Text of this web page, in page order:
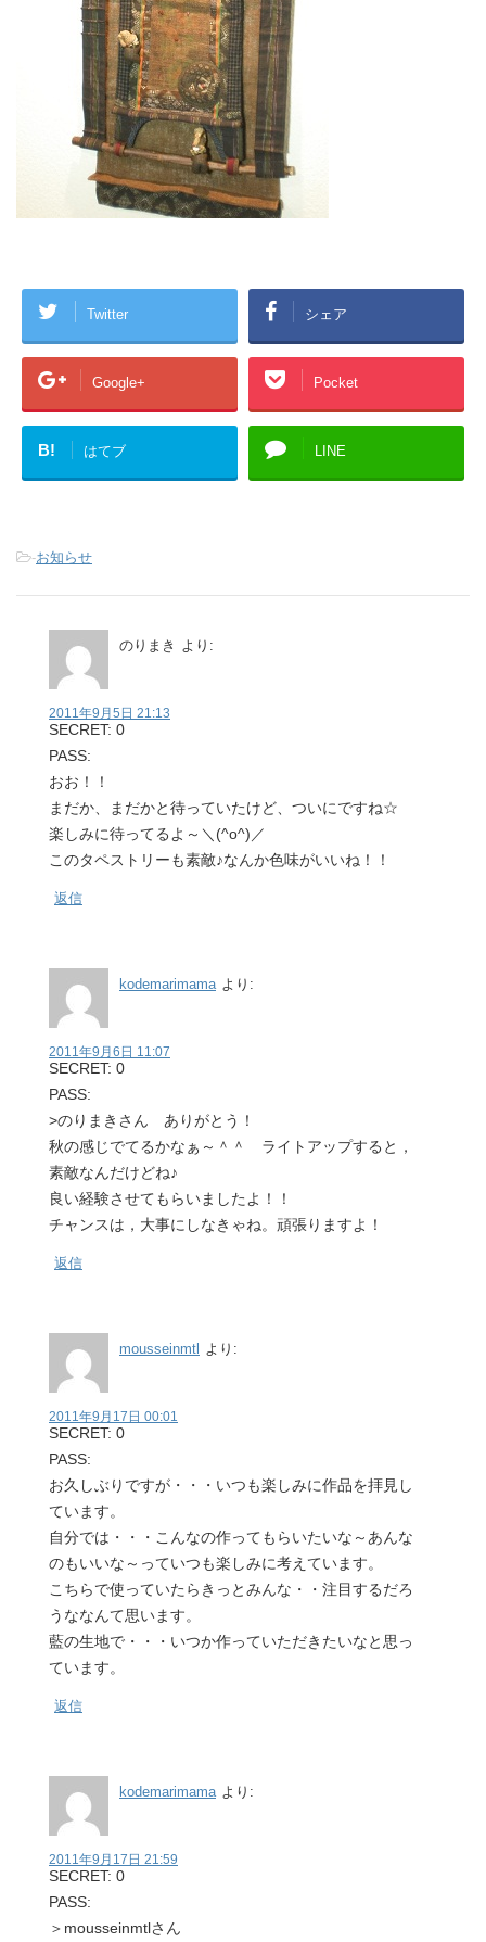
Twitter シェア
Google+ Pocket
B! はてブ LINE
-お知らせ
のりまき より:
2011年9月5日 21:13
SECRET: 0
PASS:
おお！！
まだか、まだかと待っていたけど、ついにですね☆
楽しみに待ってるよ～＼(^o^)／
このタペストリーも素敵♪なんか色味がいいね！！
返信
kodemarimama より:
2011年9月6日 11:07
SECRET: 0
PASS:
>のりまきさん ありがとう！
秋の感じでてるかなぁ～＾＾ ライトアップすると，
素敵なんだけどね♪
良い経験させてもらいましたよ！！
チャンスは，大事にしなきゃね。頑張りますよ！
返信
mousseinmtl より:
2011年9月17日 00:01
SECRET: 0
PASS:
お久しぶりですが・・・いつも楽しみに作品を拝見し
ています。
自分では・・・こんなの作ってもらいたいな～あんな
のもいいな～っていつも楽しみに考えています。
こちらで使っていたらきっとみんな・・注目するだろ
うななんて思います。
藍の生地で・・・いつか作っていただきたいなと思っ
ています。
返信
kodemarimama より:
2011年9月17日 21:59
SECRET: 0
PASS:
＞mousseinmtlさん